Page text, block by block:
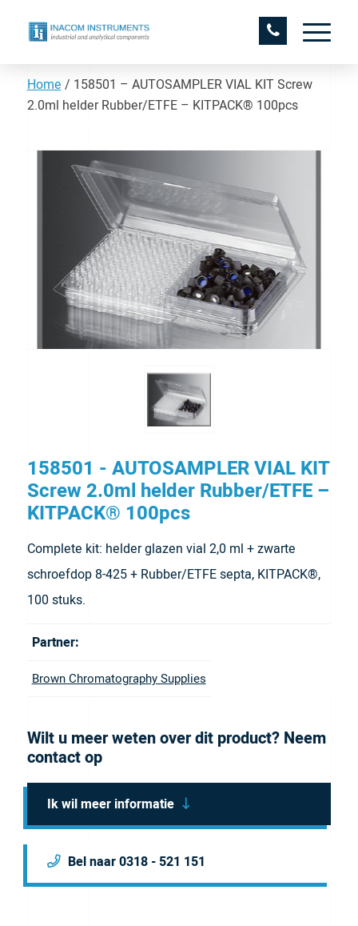
Home / 158501 – AUTOSAMPLER VIAL KIT Screw
2.0ml helder Rubber/ETFE – KITPACK® 100pcs
158501 - AUTOSAMPLER VIAL KIT
Screw 2.0ml helder Rubber/ETFE –
KITPACK® 100pcs
Complete kit: helder glazen vial 2,0 ml + zwarte
schroefdop 8-425 + Rubber/ETFE septa, KITPACK®,
100 stuks.
Partner:
Brown Chromatography Supplies
Wilt u meer weten over dit product? Neem
contact op
Ik wil meer informatie
Bel naar 0318 - 521 151